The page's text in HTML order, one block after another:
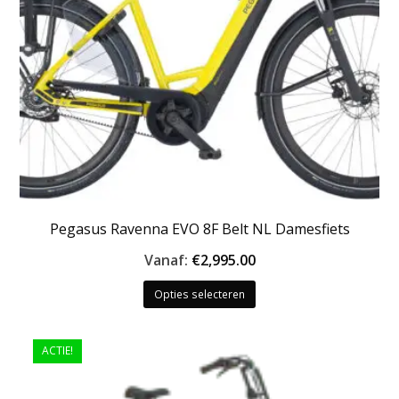
productpagina
Pegasus Ravenna EVO 8F Belt NL Damesfiets
Vanaf: €2,995.00
Opties selecteren
Dit
Deze
optie
ACTIE!